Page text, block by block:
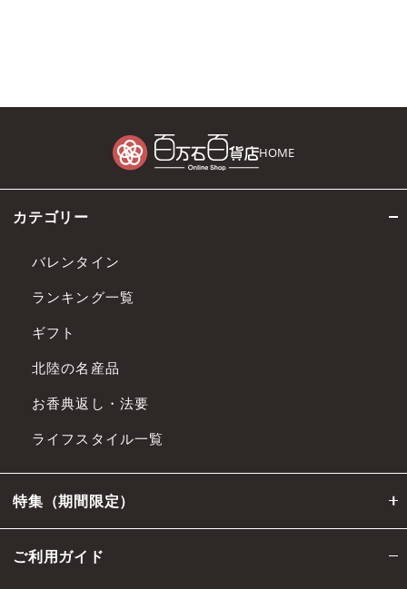
HOME
カテゴリー
バレンタイン
ランキング一覧
ギフト
北陸の名産品
お香典返し・法要
ライフスタイル一覧
特集（期間限定）
ご利用ガイド